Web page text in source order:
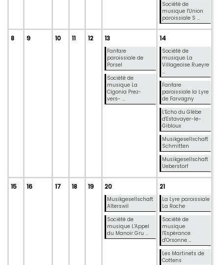
Société de
musique l'Union
paroissiale S ...
8 9 10 11 12 13
Fanfare
paroissiale de
Porsel
Société de
musique La
Cigonia Prez-
vers- ...
14
Société de
musique La
Villageoise Rueyre
...
Fanfare
paroissiale la Lyre
de Farvagny
L'Echo du Glèbe
d'Estavayer-le-
Gibloux
Musikgesellschaft
Schmitten
Musikgesellschaft
Ueberstorf
15 16 17 18 19 20
Musikgesellschaft
Alterswil
Société de
musique L'Appel
du Manoir Gru ...
21
La Lyre paroissiale
La Roche
Société de
musique
l'Espérance
d'Orsonne ...
Les Martinets de
Cottens